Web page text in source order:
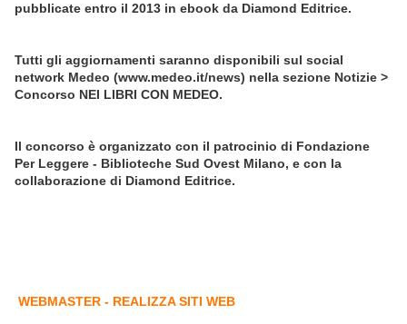
pubblicate entro il 2013 in ebook da Diamond Editrice.
Tutti gli aggiornamenti saranno disponibili sul social
network Medeo (www.medeo.it/news) nella sezione Notizie >
Concorso NEI LIBRI CON MEDEO.
Il concorso è organizzato con il patrocinio di Fondazione
Per Leggere - Biblioteche Sud Ovest Milano, e con la
collaborazione di Diamond Editrice.
WEBMASTER - REALIZZA SITI WEB